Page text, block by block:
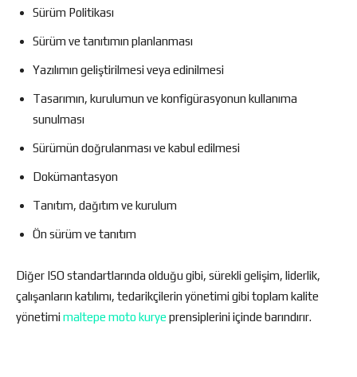
Sürüm Politikası
Sürüm ve tanıtımın planlanması
Yazılımın geliştirilmesi veya edinilmesi
Tasarımın, kurulumun ve konfigürasyonun kullanıma
sunulması
Sürümün doğrulanması ve kabul edilmesi
Dokümantasyon
Tanıtım, dağıtım ve kurulum
Ön sürüm ve tanıtım
Diğer ISO standartlarında olduğu gibi, sürekli gelişim, liderlik,
çalışanların katılımı, tedarikçilerin yönetimi gibi toplam kalite
yönetimi maltepe moto kurye prensiplerini içinde barındırır.